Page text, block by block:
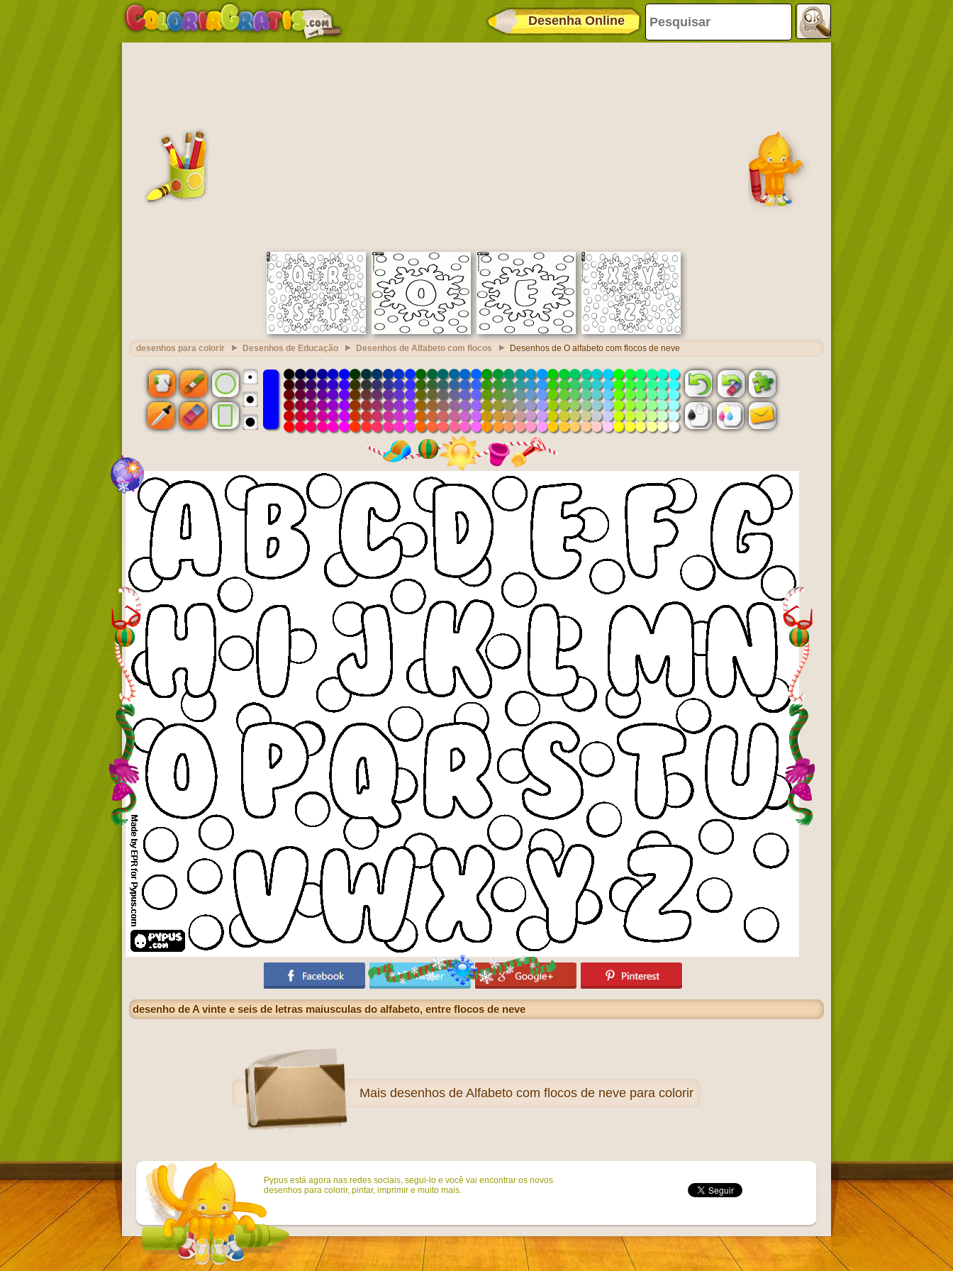
Desenha Online
desenhos para colorir Desenhos de Educação Desenhos de Alfabeto com flocos Desenhos de O alfabeto com flocos de neve
desenho de A vinte e seis de letras maiusculas do alfabeto, entre flocos de neve
Mais desenhos de Alfabeto com flocos de neve para colorir
Pypus está agora nas redes sociais, segui-lo e você vai encontrar os novos
desenhos para colorir, pintar, imprimir e muito mais.